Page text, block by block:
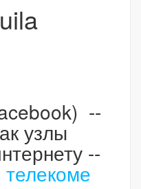
--
узлы
--